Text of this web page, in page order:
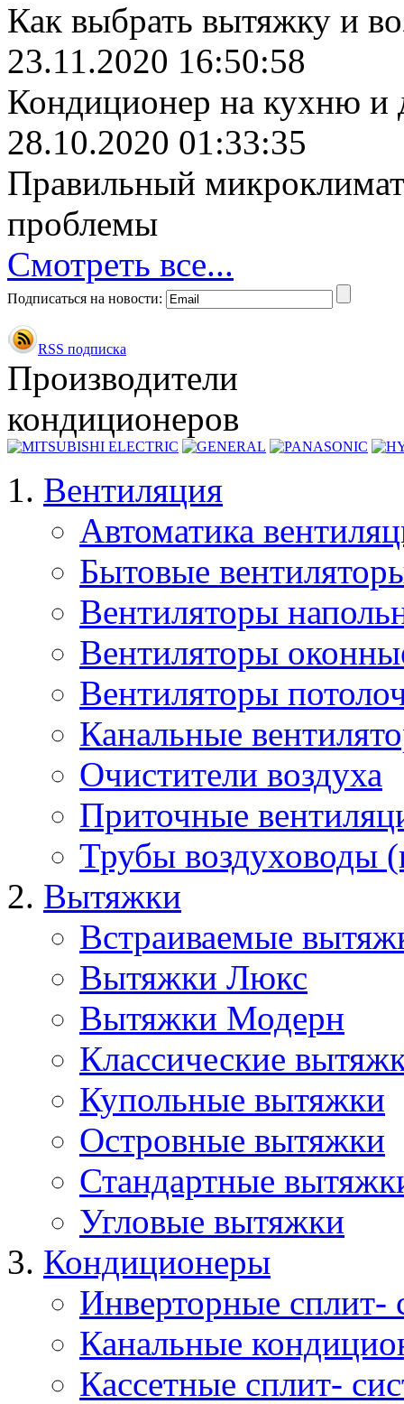
Как выбрать вытяжку и
23.11.2020 16:50:58
Кондиционер на кухню и
28.10.2020 01:33:35
Правильный
проблемы
Смотреть все...
Подписаться на новости:
RSS подписка
Производители
кондиционеров
Вентиляция
Автоматика
Бытовые
Вентиляторы
Вентиляторы
Вентиляторы
Канальные
Очистители воздуха
Приточные
Трубы воздуховоды
Вытяжки
Встраиваемые
Вытяжки Люкс
Вытяжки Модерн
Классические
Купольные вытяжки
Островные вытяжки
Стандартные
Угловые вытяжки
Кондиционеры
Инверторные сплит-
Канальные
Кассетные сплит-